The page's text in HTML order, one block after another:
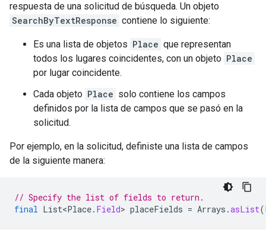
respuesta de una solicitud de búsqueda. Un objeto
SearchByTextResponse contiene lo siguiente:
Es una lista de objetos Place que representan
todos los lugares coincidentes, con un objeto Place
por lugar coincidente.
Cada objeto Place solo contiene los campos
definidos por la lista de campos que se pasó en la
solicitud.
Por ejemplo, en la solicitud, definiste una lista de campos
de la siguiente manera:
// Specify the list of fields to return.
final List<Place. Field> placeFields = Arrays .asList(